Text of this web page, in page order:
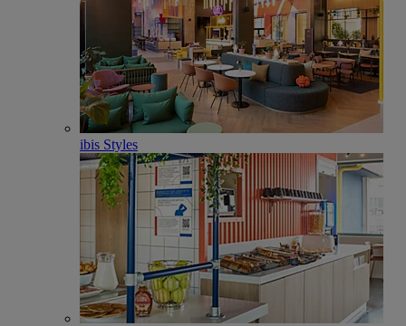
ibis Styles